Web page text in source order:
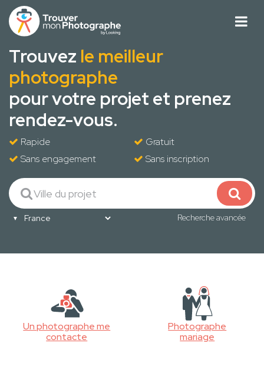
Trouvez le meilleur
photographe
pour votre projet et prenez
rendez-vous.
Rapide
Gratuit
Sans engagement
Sans inscription
Recherche avancée
Un photographe me
contacte
Photographe
mariage